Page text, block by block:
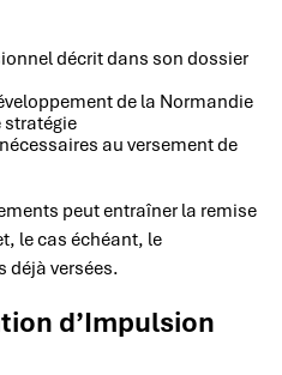
décrit dans son dossier
de la Normandie
stratégie
au versement de
peut entraîner la remise
le cas échéant, le
déjà versées.
d’Impulsion